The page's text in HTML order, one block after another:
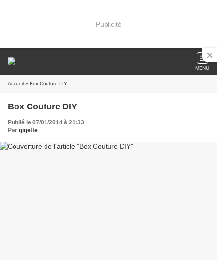
Publicité
MENU
Accueil » Box Couture DIY
Box Couture DIY
Publié le 07/01/2014 à 21:33
Par gigette